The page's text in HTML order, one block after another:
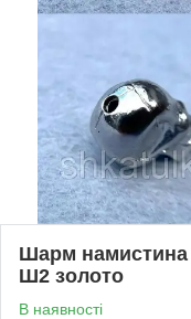
Шарм намистина
Ш2 золото
В наявності